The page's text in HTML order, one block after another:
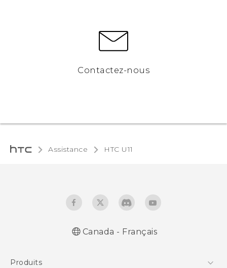
Contactez-nous
Assistance HTC U11‎
Canada - Français
Produits